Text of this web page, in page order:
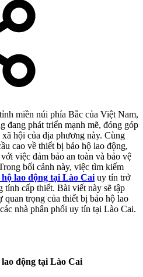
miền núi phía Bắc của Việt Nam,
đang phát triển mạnh mẽ, đóng góp
hội của địa phương này. Cùng
cao về thiết bị bảo hộ lao động,
việc đảm bảo an toàn và bảo vệ
bối cảnh này, việc tìm kiếm
hộ lao động tại Lào Cai uy tín trở
tính cấp thiết. Bài viết này sẽ tập
trọng của thiết bị bảo hộ lao
nhà phân phối uy tín tại Lào Cai.
động tại Lào Cai